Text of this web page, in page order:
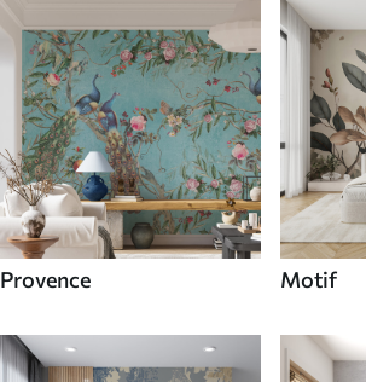
Provence Motif